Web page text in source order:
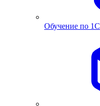
Обучение по 1С